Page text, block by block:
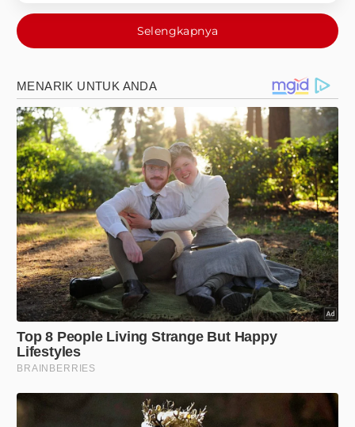
Selengkapnya